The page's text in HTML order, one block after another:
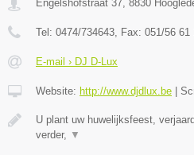
Engelshofstraat 37, 8830
Tel: 0474/734643, Fax: 051/56 61
E-mail › DJ D-Lux
Website: http://www.djdlux.be
U plant uw huwelijksfeest,
verder, ▼